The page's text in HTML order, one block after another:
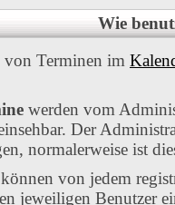
Wie
Terminen im
werden vom
Der
normalerweise ist
können von jedem
jeweiligen Benutzer